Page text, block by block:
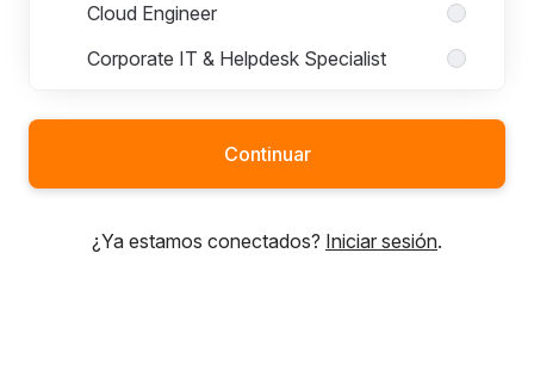
Cloud Engineer
Corporate IT & Helpdesk Specialist
Security Manager
Site Reliability Engineer
Systems Engineer
Continuar
¿Ya estamos conectados? Iniciar sesión.